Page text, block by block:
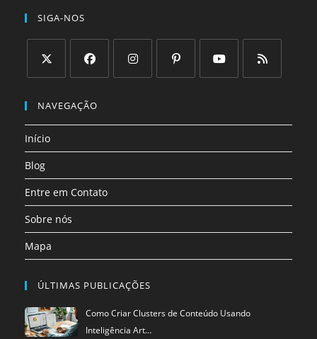
SIGA-NOS
em
uma
nova
aba
em
uma
aba
uma
aba
uma
aba
uma
aba
uma
aba
NAVEGAÇÃO
Início
Blog
Entre em Contato
Sobre nós
Mapa
ÚLTIMAS PUBLICAÇÕES
Como Criar Clusters de Conteúdo Usando
Inteligência Art…